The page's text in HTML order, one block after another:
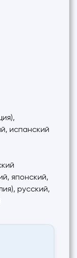
испанский
японский,
русский,